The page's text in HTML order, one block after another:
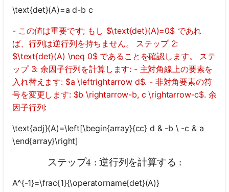
ま
だ
が
\text{det}(A)=a d-b c
- この値は重要です; もし $\text{det}(A)=0$ であれ
ば、行列は逆行列を持ちません。 ステップ 2:
$\text{det}(A) \neq 0$ であることを確認します。 ステ
ップ 3: 余因子行列を計算します: - 主対角線上の要素を
入れ替えます: $a \leftrightarrow d$. - 非対角要素の符
号を変更します: $b \rightarrow-b, c \rightarrow-c$. 余
因子行列:
\text{adj}(A)=\left[\begin{array}{cc} d & -b \ -c & a
\end{array}\right]
ステップ 4: 逆行列を計算
ステップ4 : 逆行列を計算する :
A^{-1}=\frac{1}{\operatorname{det}(A)}